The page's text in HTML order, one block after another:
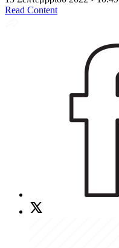
Read Content